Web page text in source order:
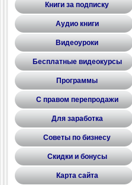
Книги за подписку
Аудио книги
Видеоуроки
Бесплатные видеокурсы
Программы
С правом перепродажи
Для заработка
Советы по бизнесу
Скидки и бонусы
Карта сайта